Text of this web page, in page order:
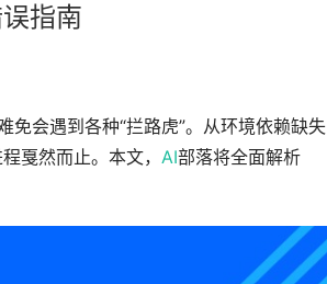
指南
会遇到各种“拦路虎”。从环境依赖缺失
戛然而止。本文， AI部落将全面解析